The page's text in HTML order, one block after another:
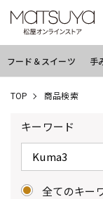
フード＆スイーツ 手
TOP 商品検索
キーワード
全てのキー